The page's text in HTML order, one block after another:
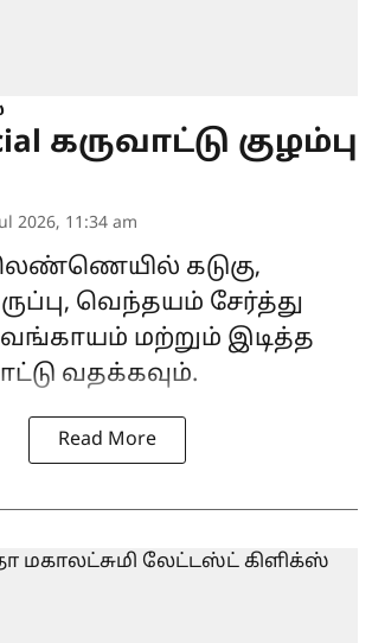
கருவாட்டு குழம்பு
2026, 11:34 am
கடுகு,
வெந்தயம் சேர்த்து
மற்றும் இடித்த
வதக்கவும்.
Read More